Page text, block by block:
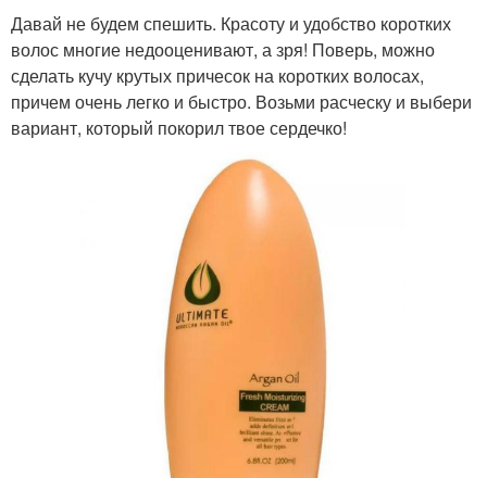
Давай не будем спешить. Красоту и удобство коротких
волос многие недооценивают, а зря! Поверь, можно
сделать кучу крутых причесок на коротких волосах,
причем очень легко и быстро. Возьми расческу и выбери
вариант, который покорил твое сердечко!